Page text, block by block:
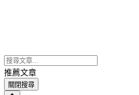
推薦文章
關閉搜尋